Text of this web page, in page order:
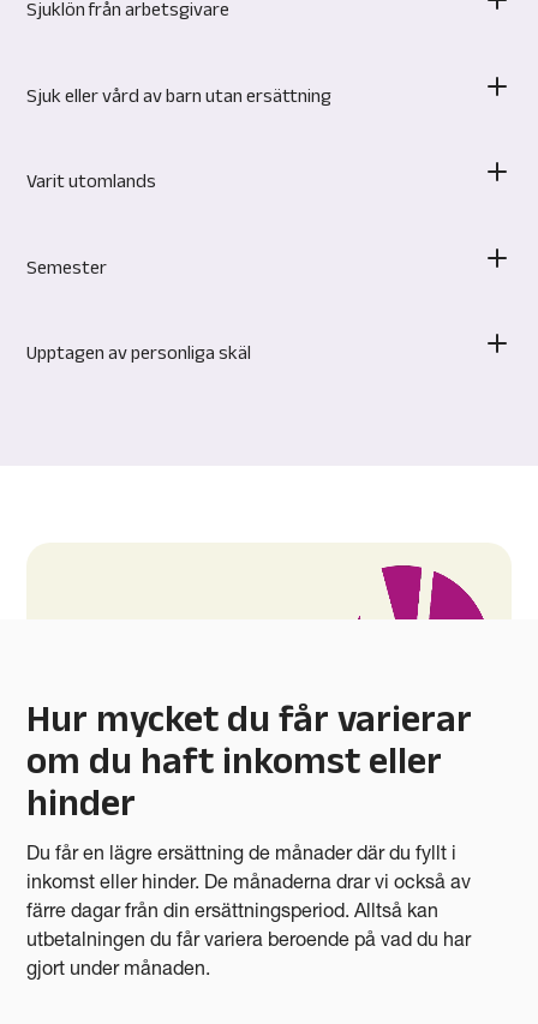
Sjuklön från arbetsgivare
Sjuk eller vård av barn utan ersättning
Varit utomlands
Semester
Upptagen av personliga skäl
Hur mycket du får varierar
om du haft inkomst eller
hinder
Du får en lägre ersättning de månader där du fyllt i
inkomst eller hinder. De månaderna drar vi också av
färre dagar från din ersättningsperiod. Alltså kan
utbetalningen du får variera beroende på vad du har
gjort under månaden.